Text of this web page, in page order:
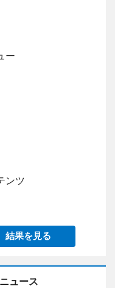
ー
ンツ
結果を見る
ュース